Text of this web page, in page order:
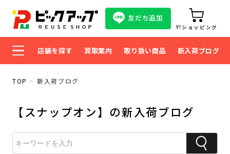
友だち追加
Y!ショッピング
店舗を探す 買取案内 取り扱い商品 新入荷ブログ
TOP 新入荷ブログ
【スナップオン】の新入荷ブログ